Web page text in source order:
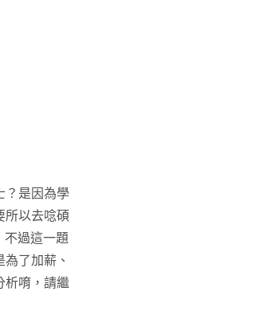
？是因為學
所以去唸碩
不過這一題
了加薪、
析唷，請繼